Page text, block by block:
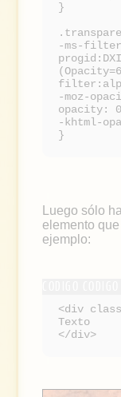
}
-ms-
-moz-
opacity:
-khtml-
}
Luego sólo
elemento
ejemplo:
<div
Texto
</div>